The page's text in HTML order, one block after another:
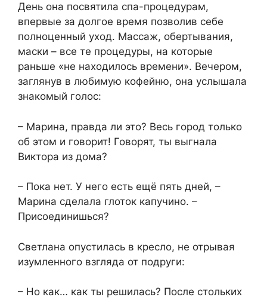
День она посвятила спа-процедурам,
впервые за долгое время позволив себе
полноценный уход. Массаж, обертывания,
маски – все те процедуры, на которые
раньше «не находилось времени». Вечером,
заглянув в любимую кофейню, она услышала
знакомый голос:
– Марина, правда ли это? Весь город только
об этом и говорит! Говорят, ты выгнала
Виктора из дома?
– Пока нет. У него есть ещё пять дней, –
Марина сделала глоток капучино. –
Присоединишься?
Светлана опустилась в кресло, не отрывая
изумленного взгляда от подруги:
– Но как… как ты решилась? После стольких